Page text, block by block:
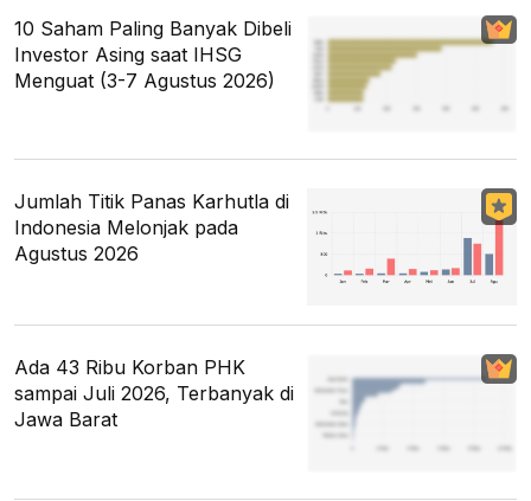
10 Saham Paling Banyak Dibeli
Investor Asing saat IHSG
Menguat (3-7 Agustus 2026)
Jumlah Titik Panas Karhutla di
Indonesia Melonjak pada
Agustus 2026
Ada 43 Ribu Korban PHK
sampai Juli 2026, Terbanyak di
Jawa Barat